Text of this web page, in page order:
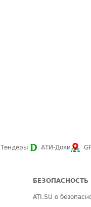
Тендеры АТИ-Доки
БЕЗОПАСНОСТЬ
ATI.SU о